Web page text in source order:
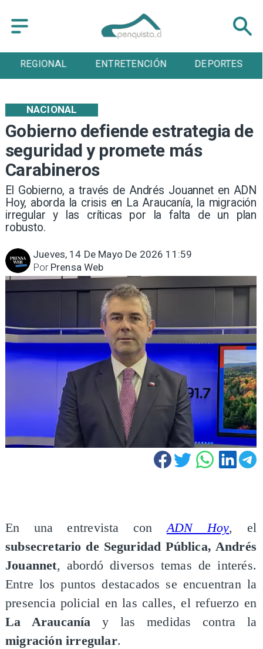
ENTRETENCIÓN DEPORTES
Gobierno defiende estrategia de
seguridad y promete más
Carabineros
El Gobierno, a través de Andrés Jouannet en ADN
Hoy, aborda la crisis en La Araucanía, la migración
irregular y las críticas por la falta de un plan
robusto.
NACIONAL
Jueves, 14 De Mayo De 2026 11:59
Prensa Web
Por
En una entrevista conADN Hoy, el
subsecretario de Seguridad Pública, Andrés
Jouannet, abordó diversos temas de interés.
Entre los puntos destacados se encuentran la
presencia policial en las calles, el refuerzo en
La Araucanía y las medidas contra la
migración irregular.